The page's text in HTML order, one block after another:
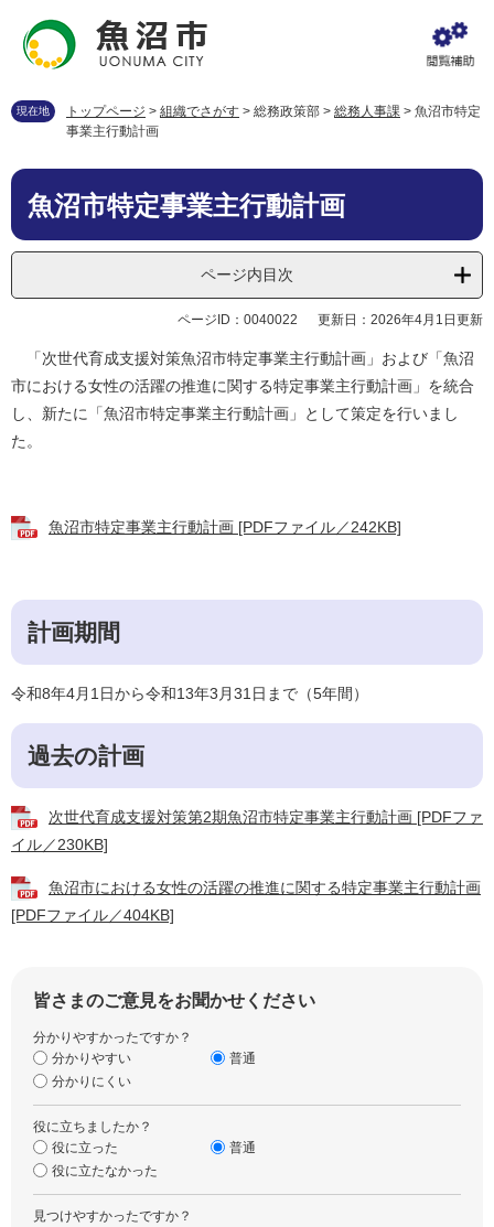
先
す
を
し
現在地 トップページ > 組織でさがす > 総務政策部 > 総務人事課 > 魚沼市特定
事業主行動計画
本
魚沼市特定事業主行動計画
ページ内目次
ページID：0040022 更新日：2026年4月1日更新
「次世代育成支援対策魚沼市特定事業主行動計画」および「魚沼
市における女性の活躍の推進に関する特定事業主行動計画」を統合
し、新たに「魚沼市特定事業主行動計画」として策定を行いまし
た。
魚沼市特定事業主行動計画 [PDFファイル／242KB]
計画期間
令和8年4月1日から令和13年3月31日まで（5年間）
過去の計画
次世代育成支援対策第2期魚沼市特定事業主行動計画 [PDFファ
イル／230KB]
魚沼市における女性の活躍の推進に関する特定事業主行動計画
[PDFファイル／404KB]
皆さまのご意見をお聞かせください
分かりやすかったですか？
分かりやすい
普通
分かりにくい
役に立ちましたか？
役に立った
普通
役に立たなかった
見つけやすかったですか？